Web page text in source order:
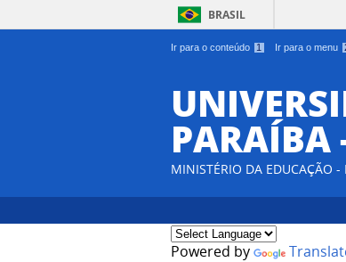
Ir para o conteúdo 1 Ir para o menu
BRASIL
PARAÍBA
MINISTÉRIO DA EDUCAÇÃO -
Powered by